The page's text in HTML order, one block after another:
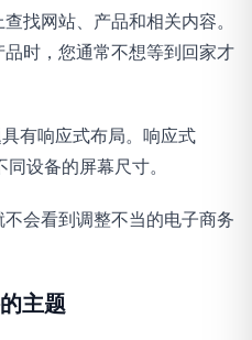
找网站、产品和相关内容。
时，您通常不想等到回家才
有响应式布局。响应式
设备的屏幕尺寸。
会看到调整不当的电子商务
主题